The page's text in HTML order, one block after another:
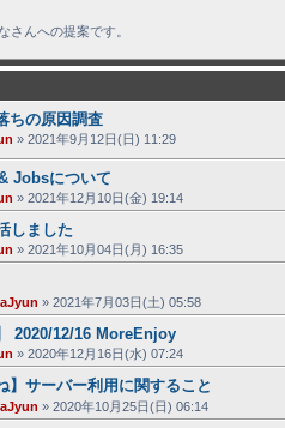
さんへの提案です。
ちの原因調査
» 2021年9月12日(日) 11:29
Jobsについて
» 2021年12月10日(金) 19:14
しました
» 2021年10月04日(月) 16:35
» 2021年7月03日(土) 05:58
2020/12/16 MoreEnjoy
» 2020年12月16日(水) 07:24
】サーバー利用に関すること
» 2020年10月25日(日) 06:14